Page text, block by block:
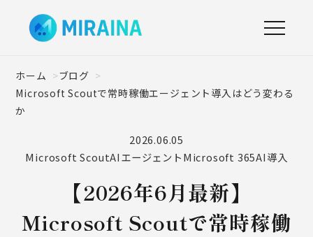
ホーム
ブログ
Microsoft Scoutで常時稼働エージェント導入はどう変わる
か
2026.06.05
Microsoft ScoutAIエージェントMicrosoft 365AI導入
【2026年6月最新】
Microsoft Scoutで常時稼働